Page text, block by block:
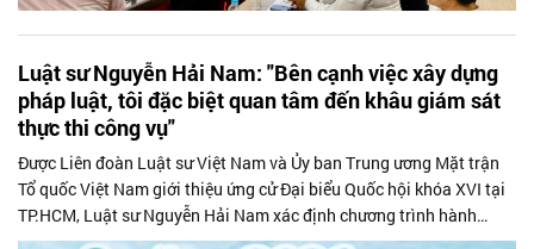
Luật sư Nguyễn Hải Nam: "Bên cạnh việc xây dựng
pháp luật, tôi đặc biệt quan tâm đến khâu giám sát
thực thi công vụ"
Được Liên đoàn Luật sư Việt Nam và Ủy ban Trung ương Mặt trận
Tổ quốc Việt Nam giới thiệu ứng cử Đại biểu Quốc hội khóa XVI tại
TP.HCM, Luật sư Nguyễn Hải Nam xác định chương trình hành
động của mình không thể là những lời hứa suông mà phải là các